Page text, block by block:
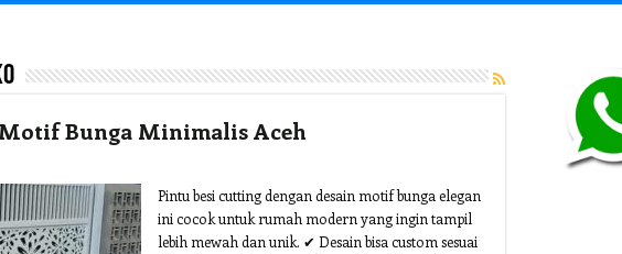
Bunga Minimalis Aceh
Pintu besi cutting dengan desain motif bunga elegan
ini cocok untuk rumah modern yang ingin tampil
lebih mewah dan unik. ✔ Desain bisa custom sesuai